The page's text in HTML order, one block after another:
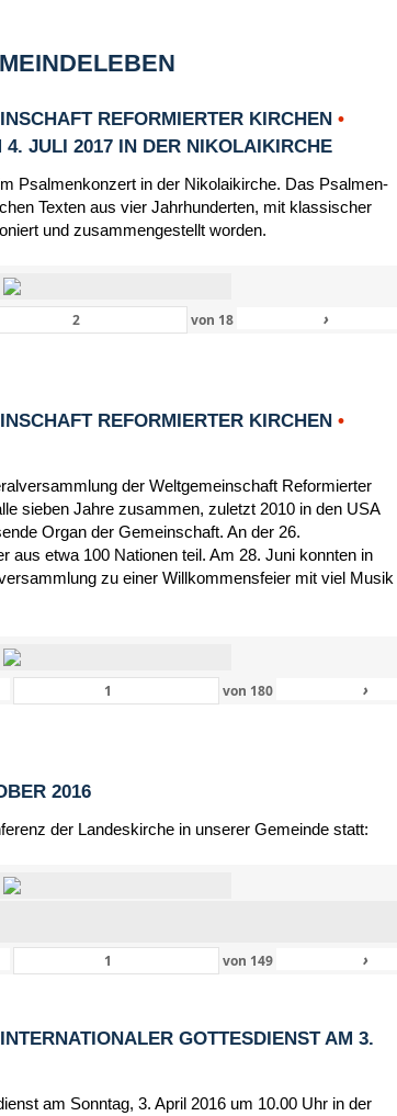
REFORMIERTER KIRCHEN •
JULI 2017 IN DER NIKOLAIKIRCHE
Psalmenkonzert in der Nikolaikirche. Das Psalmen-
Texten aus vier Jahrhunderten, mit klassischer
und zusammengestellt worden.
von 18 ›
REFORMIERTER KIRCHEN •
der Weltgemeinschaft Reformierter
sieben Jahre zusammen, zuletzt 2010 in den USA
Organ der Gemeinschaft. An der 26.
aus etwa 100 Nationen teil. Am 28. Juni konnten in
zu einer Willkommensfeier mit viel Musik
von 180 ›
2016
der Landeskirche in unserer Gemeinde statt:
von 149 ›
INTERNATIONALER GOTTESDIENST AM 3.
am Sonntag, 3. April 2016 um 10.00 Uhr in der